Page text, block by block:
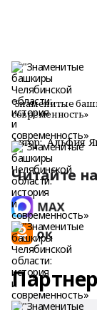
"Знаменитые
современность»
Автор: Альфия
Читайте